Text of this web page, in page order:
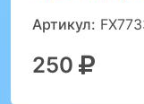
Артикул:
250